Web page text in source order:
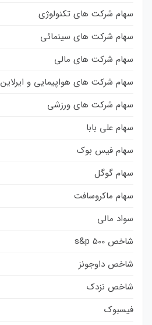
سهام شرکت های تکنولوژی
سهام شرکت های سینمائی
سهام شرکت های مالی
سهام شرکت های هواپیمایی و ایرلاین
سهام شرکت های ورزشی
سهام علی بابا
سهام فیس بوک
سهام گوگل
سهام ماکروسافت
سواد مالی
شاخص s&p 500
شاخص داوجونز
شاخص نزدک
فیسبوک